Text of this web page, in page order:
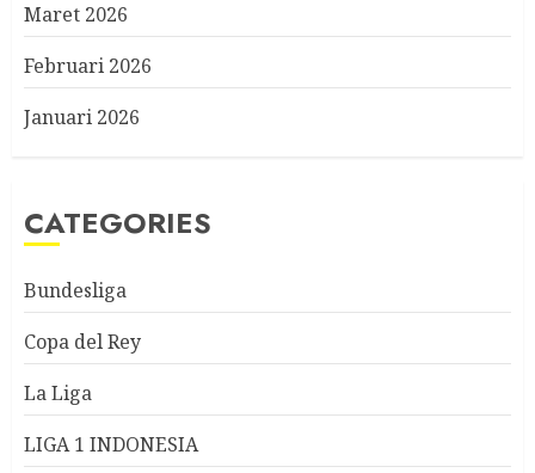
Maret 2026
Februari 2026
Januari 2026
CATEGORIES
Bundesliga
Copa del Rey
La Liga
LIGA 1 INDONESIA